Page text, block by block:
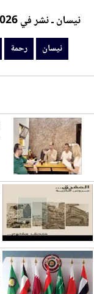
نيسان ـ نشر في 2026-07-06 الساعة 12:28
نيسان رحمة